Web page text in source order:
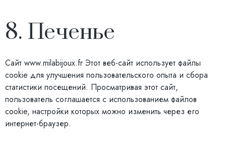
8. Печенье
Сайт www.milabijoux.fr Этот веб-сайт использует файлы
cookie для улучшения пользовательского опыта и сбора
статистики посещений. Просматривая этот сайт,
пользователь соглашается с использованием файлов
cookie, настройки которых можно изменить через его
интернет-браузер.